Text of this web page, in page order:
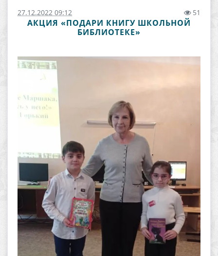
27.12.2022 09:12 51
АКЦИЯ «ПОДАРИ КНИГУ ШКОЛЬНОЙ
БИБЛИОТЕКЕ»